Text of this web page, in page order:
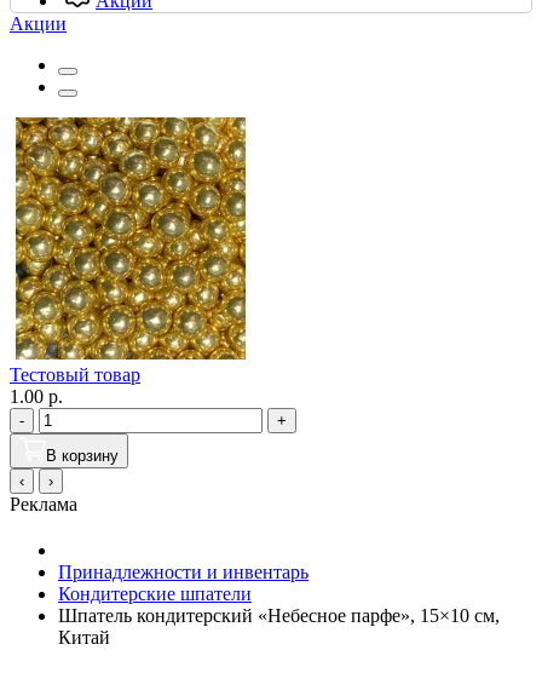
Акции
Тестовый товар
1.00 р.
-
+
В корзину
‹
›
Реклама
Принадлежности и инвентарь
Кондитерские шпатели
Шпатель кондитерский «Небесное парфе», 15×10 cм,
Китай